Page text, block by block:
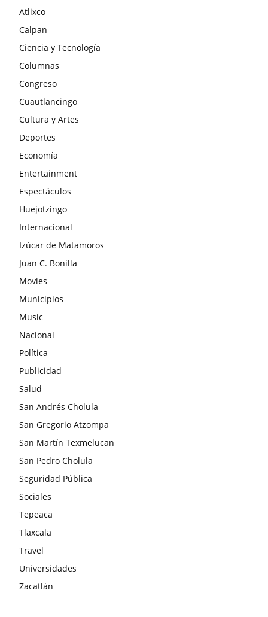
Atlixco
Calpan
Ciencia y Tecnología
Columnas
Congreso
Cuautlancingo
Cultura y Artes
Deportes
Economía
Entertainment
Espectáculos
Huejotzingo
Internacional
Izúcar de Matamoros
Juan C. Bonilla
Movies
Municipios
Music
Nacional
Política
Publicidad
Salud
San Andrés Cholula
San Gregorio Atzompa
San Martín Texmelucan
San Pedro Cholula
Seguridad Pública
Sociales
Tepeaca
Tlaxcala
Travel
Universidades
Zacatlán